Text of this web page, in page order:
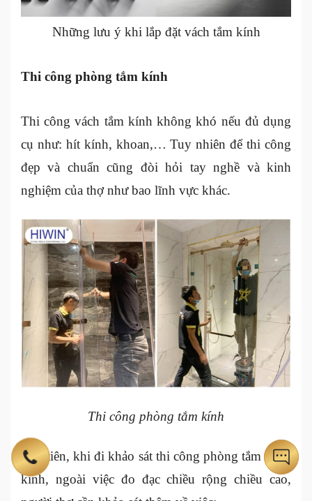
Những lưu ý khi lắp đặt vách tắm kính
Thi công phòng tắm kính
Thi công vách tắm kính không khó nếu đủ dụng
cụ như: hít kính, khoan,… Tuy nhiên để thi công
đẹp và chuẩn cũng đòi hỏi tay nghề và kinh
nghiệm của thợ như bao lĩnh vực khác.
Thi công phòng tắm kính
Đầu tiên, khi đi khảo sát thi công phòng tắm bằng
kính, ngoài việc đo đạc chiều rộng chiều cao,